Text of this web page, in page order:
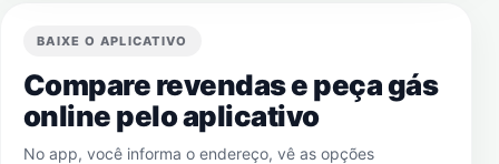
BAIXE O APLICATIVO
Compare revendas e peça gás
online pelo aplicativo
No app, você informa o endereço, vê as opções